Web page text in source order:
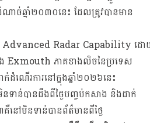
ច់ឆ្នាំ២០៣០នេះ ដែលត្រូវបានមាន
Advanced Radar Capability ដ
ង Exmouth ភាគខាងលិចនៃប្រទេស
ដំណើរការនៅក្នុងឆ្នាំ២០២៦នេះ
ាន់បានដឹងពីថ្ងៃបញ្ចប់កសាង និងដាក់
នៅមិនទាន់បានព័ត៌មានពីថ្ងៃ